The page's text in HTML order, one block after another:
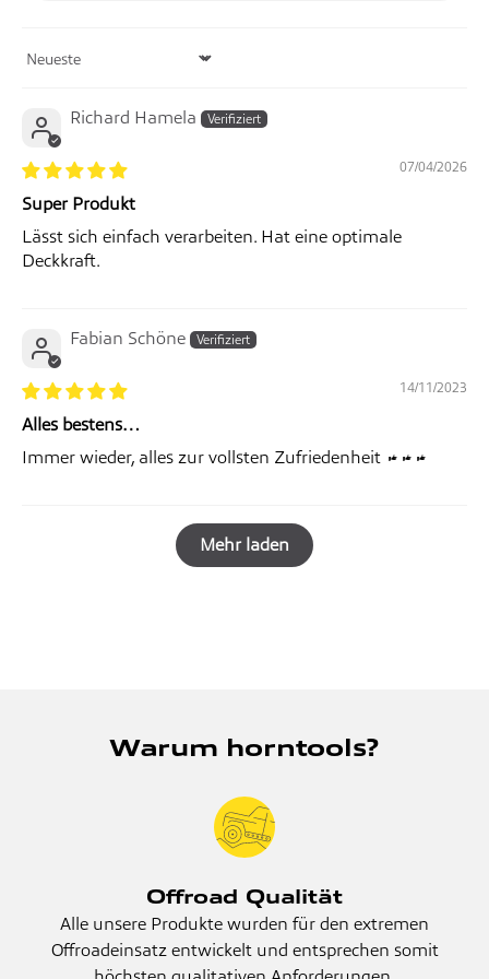
Sort by
Richard Hamela
07/04/2026
Super Produkt
Lässt sich einfach verarbeiten. Hat eine optimale
Deckkraft.
Fabian Schöne
14/11/2023
Alles bestens…
Immer wieder, alles zur vollsten Zufriedenheit 👍👍👍
Mehr laden
Warum horntools?
Offroad Qualität
Alle unsere Produkte wurden für den extremen
Offroadeinsatz entwickelt und entsprechen somit